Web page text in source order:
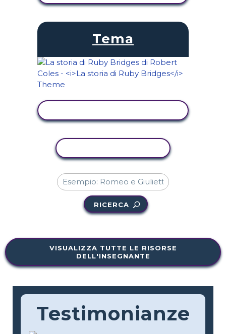
Tema
RICERCA
VISUALIZZA TUTTE LE RISORSE
DELL'INSEGNANTE
Testimonianze